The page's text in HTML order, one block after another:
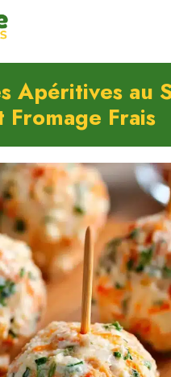
Apéritives au
Fromage Frais